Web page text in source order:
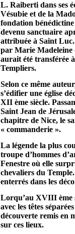
L. Raiberti dans ses
Vésubie et de la
fondation
devenu sanctuaire
attribuée à Saint
par Marie Madeleine
aurait été transférée
Templiers.
Selon ce même
s’édifier une église
XII ème siècle.
Saint Jean de
chapitre de Nice, le
« commanderie ».
La légende la plus
troupe d’hommes
Fenestre où elle
chevaliers du
enterrés dans les
Lorqu’au XVIII ème
avec les têtes
découverte remis en
sur ces lieux.